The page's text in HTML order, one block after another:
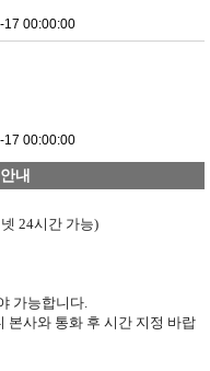
17 00:00:00
17 00:00:00
내
24시간 가능)
가능합니다
본사와 통화 후 시간 지정 바랍